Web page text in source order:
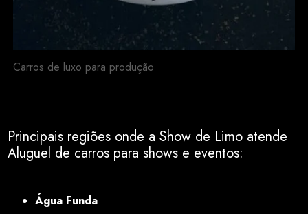
Carros de luxo para produção
Principais regiões onde a Show de Limo atende
Aluguel de carros para shows e eventos:
Água Funda